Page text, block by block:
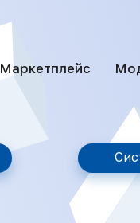
Маркетплейс